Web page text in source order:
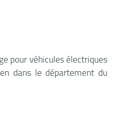
pour véhicules électriques
dans le département du